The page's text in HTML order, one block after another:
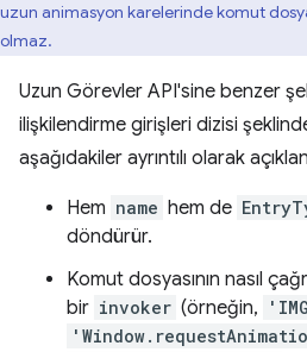
uzun animasyon karelerinde komut
olmaz.
Uzun Görevler API'sine benzer
ilişkilendirme girişleri dizisi
aşağıdakiler ayrıntılı olarak
Hem name hem de
döndürür.
Komut dosyasının nasıl
bir invoker (örneğin,